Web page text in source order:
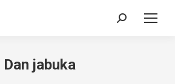
Search:
Dan jabuka